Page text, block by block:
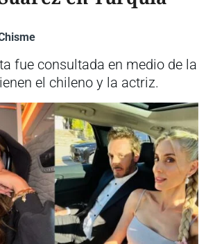
fue consultada en medio de la
el chileno y la actriz.